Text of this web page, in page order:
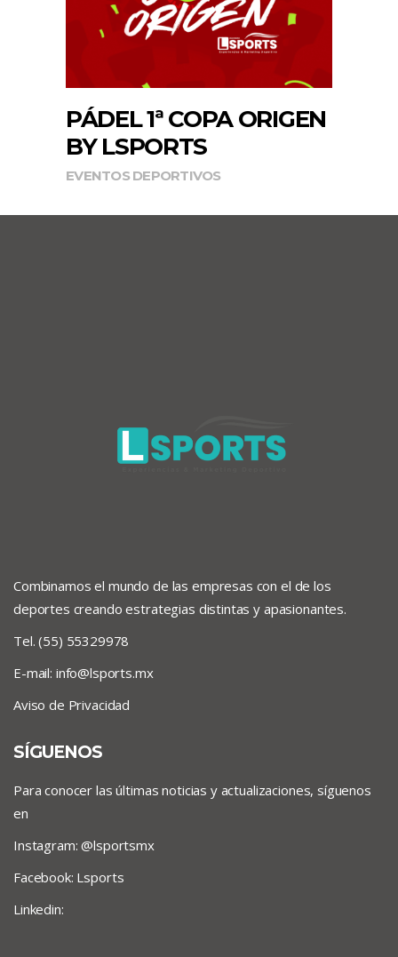
PÁDEL 1ª COPA ORIGEN
BY LSPORTS
EVENTOS DEPORTIVOS
Combinamos el mundo de las empresas con el de los
deportes creando estrategias distintas y apasionantes.
Tel. (55) 55329978
E-mail: info@lsports.mx
Aviso de Privacidad
SÍGUENOS
Para conocer las últimas noticias y actualizaciones, síguenos
en
Instagram: @lsportsmx
Facebook: Lsports
Linkedin: